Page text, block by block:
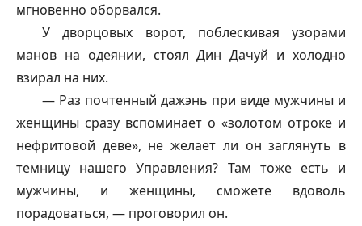
мгновенно оборвался.
У дворцовых ворот, поблескивая узорами
манов на одеянии, стоял Дин Дачуй и холодно
взирал на них.
— Раз почтенный дажэнь при виде мужчины и
женщины сразу вспоминает о «золотом отроке и
нефритовой деве», не желает ли он заглянуть в
темницу нашего Управления? Там тоже есть и
мужчины, и женщины, сможете вдоволь
порадоваться, — проговорил он.